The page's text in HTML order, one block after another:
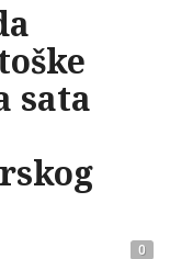
sata
0